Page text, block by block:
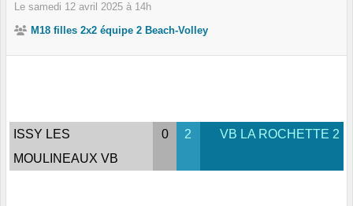
Le samedi 12 avril 2025 à 14h
M18 filles 2x2 équipe 2 Beach-Volley
ISSY LES
MOULINEAUX VB
0 2 VB LA ROCHETTE 2